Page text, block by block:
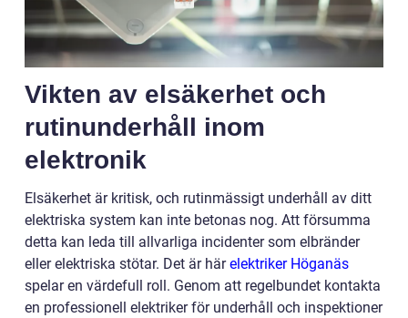
Vikten av elsäkerhet och
rutinunderhåll inom
elektronik
Elsäkerhet är kritisk, och rutinmässigt underhåll av ditt
elektriska system kan inte betonas nog. Att försumma
detta kan leda till allvarliga incidenter som elbränder
eller elektriska stötar. Det är härelektriker Höganäs
spelar en värdefull roll. Genom att regelbundet kontakta
en professionell elektriker för underhåll och inspektioner